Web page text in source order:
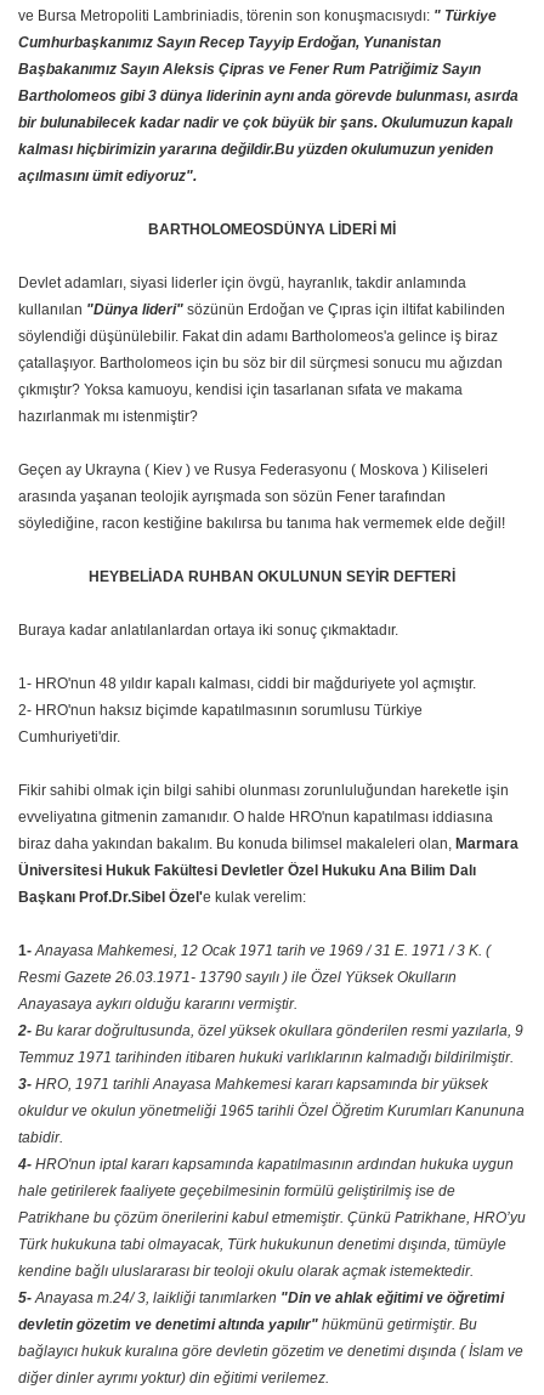
ve Bursa Metropoliti Lambriniadis, törenin son konuşmacısıydı: " Türkiye
Cumhurbaşkanımız Sayın Recep Tayyip Erdoğan, Yunanistan
Başbakanımız Sayın Aleksis Çipras ve Fener Rum Patriğimiz Sayın
Bartholomeos gibi 3 dünya liderinin aynı anda görevde bulunması, asırda
bir bulunabilecek kadar nadir ve çok büyük bir şans. Okulumuzun kapalı
kalması hiçbirimizin yararına değildir.Bu yüzden okulumuzun yeniden
açılmasını ümit ediyoruz".
BARTHOLOMEOSDÜNYA LİDERİ Mİ
Devlet adamları, siyasi liderler için övgü, hayranlık, takdir anlamında
kullanılan "Dünya lideri" sözünün Erdoğan ve Çıpras için iltifat kabilinden
söylendiği düşünülebilir. Fakat din adamı Bartholomeos'a gelince iş biraz
çatallaşıyor. Bartholomeos için bu söz bir dil sürçmesi sonucu mu ağızdan
çıkmıştır? Yoksa kamuoyu, kendisi için tasarlanan sıfata ve makama
hazırlanmak mı istenmiştir?
Geçen ay Ukrayna ( Kiev ) ve Rusya Federasyonu ( Moskova ) Kiliseleri
arasında yaşanan teolojik ayrışmada son sözün Fener tarafından
söylediğine, racon kestiğine bakılırsa bu tanıma hak vermemek elde değil!
HEYBELİADA RUHBAN OKULUNUN SEYİR DEFTERİ
Buraya kadar anlatılanlardan ortaya iki sonuç çıkmaktadır.
1- HRO'nun 48 yıldır kapalı kalması, ciddi bir mağduriyete yol açmıştır.
2- HRO'nun haksız biçimde kapatılmasının sorumlusu Türkiye
Cumhuriyeti'dir.
Fikir sahibi olmak için bilgi sahibi olunması zorunluluğundan hareketle işin
evveliyatına gitmenin zamanıdır. O halde HRO'nun kapatılması iddiasına
biraz daha yakından bakalım. Bu konuda bilimsel makaleleri olan, Marmara
Üniversitesi Hukuk Fakültesi Devletler Özel Hukuku Ana Bilim Dalı
Başkanı Prof.Dr.Sibel Özel'e kulak verelim:
1- Anayasa Mahkemesi, 12 Ocak 1971 tarih ve 1969 / 31 E. 1971 / 3 K. (
Resmi Gazete 26.03.1971- 13790 sayılı ) ile Özel Yüksek Okulların
Anayasaya aykırı olduğu kararını vermiştir.
2- Bu karar doğrultusunda, özel yüksek okullara gönderilen resmi yazılarla, 9
Temmuz 1971 tarihinden itibaren hukuki varlıklarının kalmadığı bildirilmiştir.
3- HRO, 1971 tarihli Anayasa Mahkemesi kararı kapsamında bir yüksek
okuldur ve okulun yönetmeliği 1965 tarihli Özel Öğretim Kurumları Kanununa
tabidir.
4- HRO'nun iptal kararı kapsamında kapatılmasının ardından hukuka uygun
hale getirilerek faaliyete geçebilmesinin formülü geliştirilmiş ise de
Patrikhane bu çözüm önerilerini kabul etmemiştir. Çünkü Patrikhane, HRO’yu
Türk hukukuna tabi olmayacak, Türk hukukunun denetimi dışında, tümüyle
kendine bağlı uluslararası bir teoloji okulu olarak açmak istemektedir.
5-Anayasa m.24/ 3, laikliği tanımlarken "Din ve ahlak eğitimi ve öğretimi
devletin gözetim ve denetimi altında yapılır" hükmünü getirmiştir. Bu
bağlayıcı hukuk kuralına göre devletin gözetim ve denetimi dışında ( İslam ve
diğer dinler ayrımı yoktur) din eğitimi verilemez.